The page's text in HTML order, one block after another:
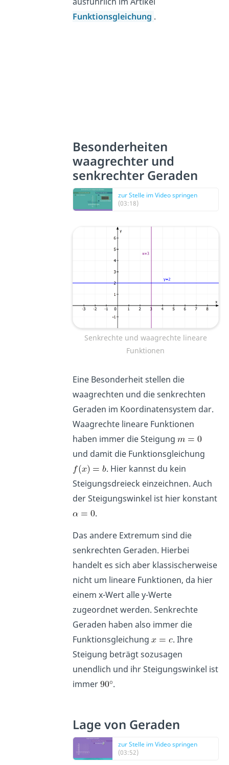
Funktionsgleichung .
Besonderheiten
waagrechter und
senkrechter Geraden
zur Stelle im Video springen
(03:18)
Senkrechte und waagrechte lineare
Funktionen
Eine Besonderheit stellen die
waagrechten und die senkrechten
Geraden im Koordinatensystem dar.
Waagrechte lineare Funktionen
haben immer die Steigung
und damit die Funktionsgleichung
. Hier kannst du kein
Steigungsdreieck einzeichnen. Auch
der Steigungswinkel ist hier konstant
.
Das andere Extremum sind die
senkrechten Geraden. Hierbei
handelt es sich aber klassischerweise
nicht um lineare Funktionen, da hier
einem x-Wert alle y-Werte
zugeordnet werden. Senkrechte
Geraden haben also immer die
Funktionsgleichung
. Ihre
Steigung beträgt sozusagen
unendlich und ihr Steigungswinkel ist
immer
.
Lage von Geraden
zur Stelle im Video springen
(03:52)